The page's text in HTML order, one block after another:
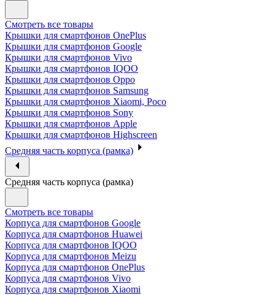
Смотреть все товары
Крышки для смартфонов OnePlus
Крышки для смартфонов Google
Крышки для смартфонов Vivo
Крышки для смартфонов IQOO
Крышки для смартфонов Oppo
Крышки для смартфонов Samsung
Крышки для смартфонов Xiaomi, Poco
Крышки для смартфонов Sony
Крышки для смартфонов Apple
Крышки для смартфонов Highscreen
Средняя часть корпуса (рамка)
Средняя часть корпуса (рамка)
Смотреть все товары
Корпуса для смартфонов Google
Корпуса для смартфонов Huawei
Корпуса для смартфонов IQOO
Корпуса для смартфонов Meizu
Корпуса для смартфонов OnePlus
Корпуса для смартфонов Vivo
Корпуса для смартфонов Xiaomi